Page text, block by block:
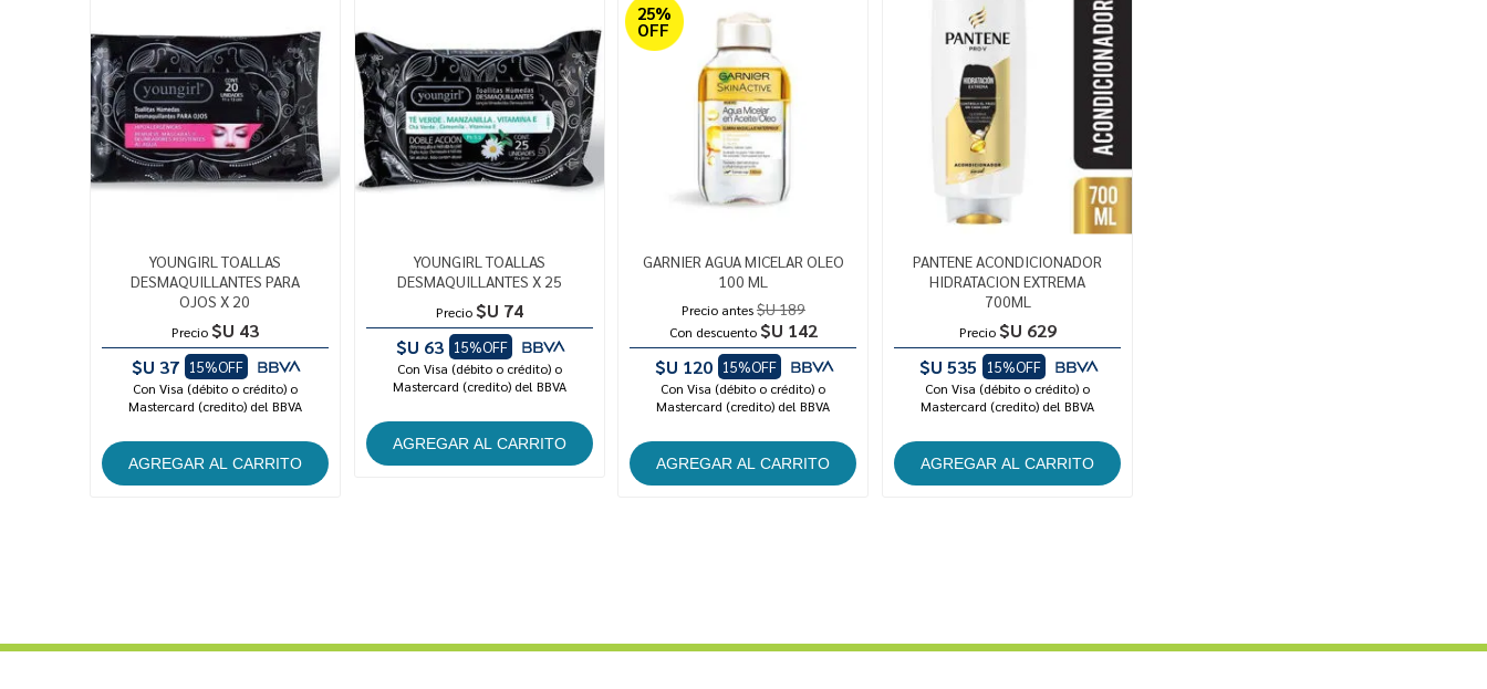
YOUNGIRL TOALLAS
DESMAQUILLANTES PARA
OJOS X 20
Precio $U 43
$U 37
15%OFF
Con Visa (débito o crédito) o
Mastercard (credito) del BBVA
YOUNGIRL TOALLAS
DESMAQUILLANTES X 25
Precio $U 74
$U 63
15%OFF
Con Visa (débito o crédito) o
Mastercard (credito) del BBVA
25%
OFF
GARNIER AGUA MICELAR OLEO
100 ML
Precio antes$U 189
Con descuento $U 142
$U 120 15%OFF
Con Visa (débito o crédito) o
Mastercard (credito) del BBVA
PANTENE ACONDICIONADOR
HIDRATACION EXTREMA
700ML
Precio $U 629
$U 535
15%OFF
Con Visa (débito o crédito) o
Mastercard (credito) del BBVA